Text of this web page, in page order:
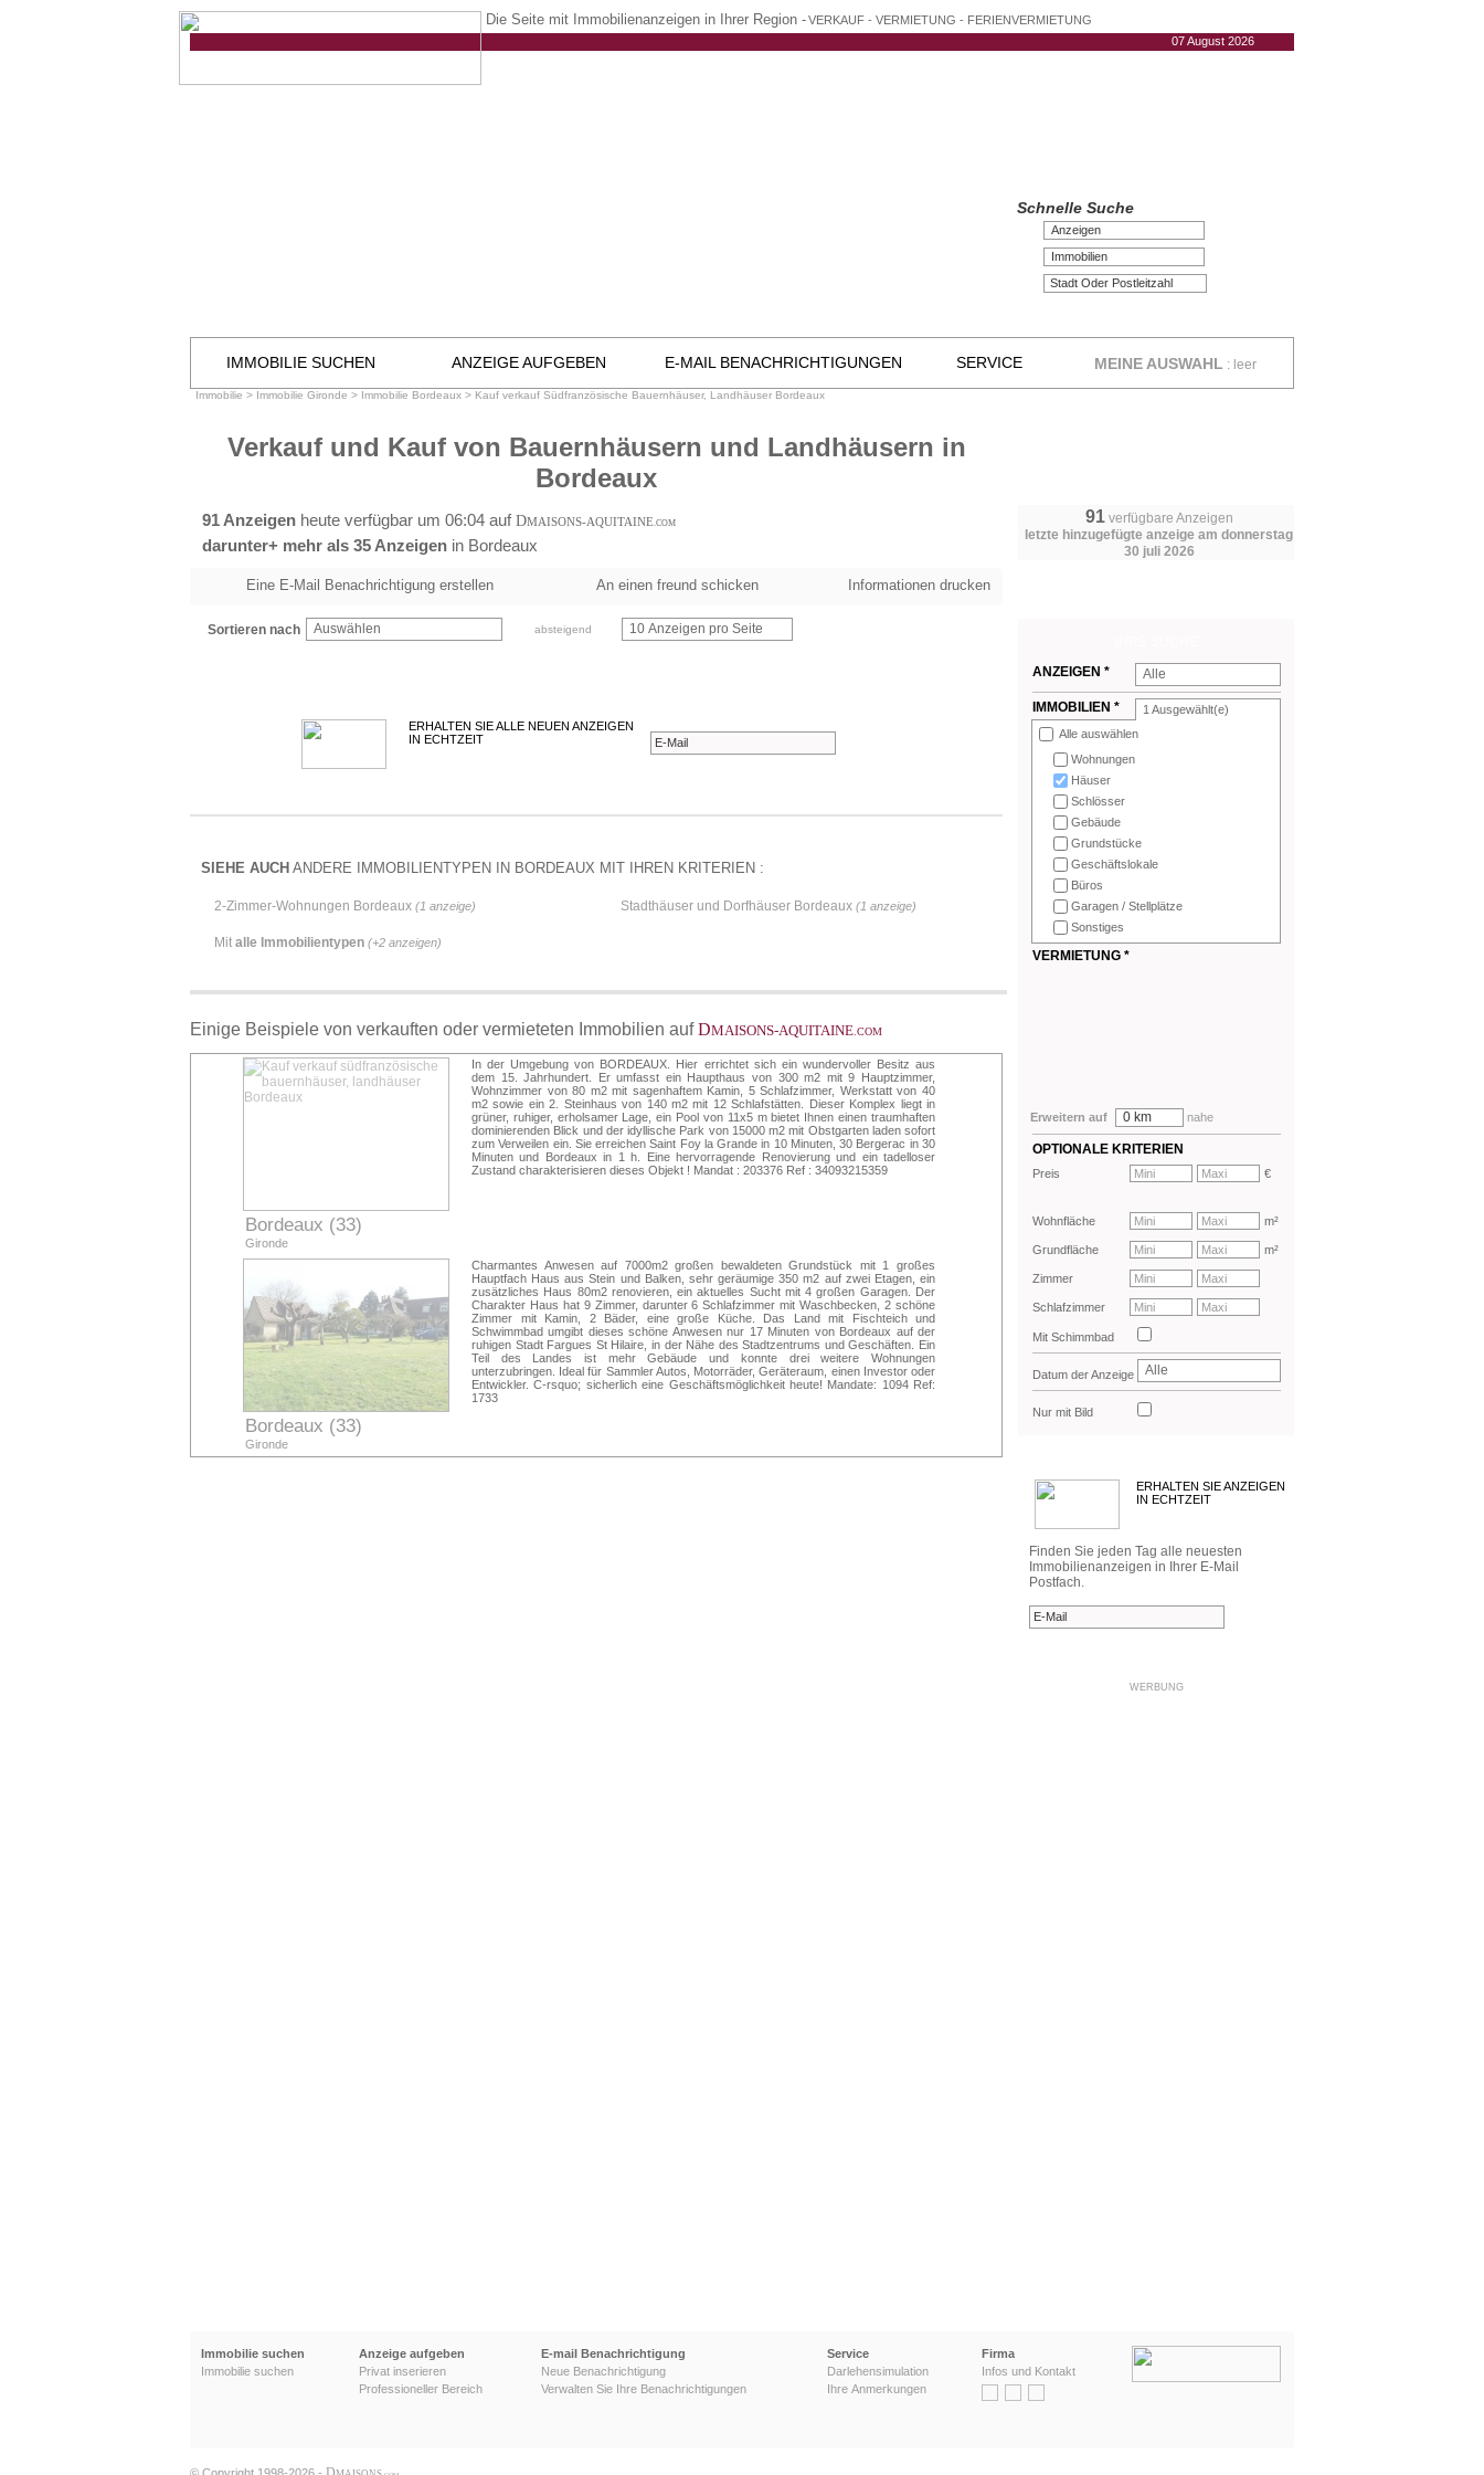
Die Seite mit Immobilienanzeigen in Ihrer Region -VERKAUF - VERMIETUNG - FERIENVERMIETUNG
07 August 2026
Schnelle Suche
Anzeigen
Immobilien
IMMOBILIE SUCHEN ANZEIGE AUFGEBEN E-MAIL BENACHRICHTIGUNGEN SERVICE MEINE AUSWAHL : leer
Immobilie > Immobilie Gironde > Immobilie Bordeaux > Kauf verkauf Südfranzösische Bauernhäuser, Landhäuser Bordeaux
Verkauf und Kauf von Bauernhäusern und Landhäusern in
Bordeaux
91 Anzeigen heute verfügbar um 06:04 auf DMAISONS-AQUITAINE.COM
darunter+ mehr als 35 Anzeigen in Bordeaux
91verfügbare Anzeigen
letzte hinzugefügte anzeige am donnerstag
30 juli 2026
Eine E-Mail Benachrichtigung erstellen An einen freund schicken Informationen drucken
Sortieren nach Auswählen absteigend 10 Anzeigen pro Seite
ERHALTEN SIE ALLE NEUEN ANZEIGEN
IN ECHTZEIT
SIEHE AUCH ANDERE IMMOBILIENTYPEN IN BORDEAUX MIT IHREN KRITERIEN :
2-Zimmer-Wohnungen Bordeaux (1 anzeige) Stadthäuser und Dorfhäuser Bordeaux (1 anzeige)
Mit alle Immobilientypen (+2 anzeigen)
Einige Beispiele von verkauften oder vermieteten Immobilien aufDMAISONS-AQUITAINE .COM
Bordeaux (33)
Gironde
In der Umgebung von BORDEAUX. Hier errichtet sich ein wundervoller Besitz aus
dem 15. Jahrhundert. Er umfasst ein Haupthaus von 300 m2 mit 9 Hauptzimmer,
Wohnzimmer von 80 m2 mit sagenhaftem Kamin, 5 Schlafzimmer, Werkstatt von 40
m2 sowie ein 2. Steinhaus von 140 m2 mit 12 Schlafstätten. Dieser Komplex liegt in
grüner, ruhiger, erholsamer Lage, ein Pool von 11x5 m bietet Ihnen einen traumhaften
dominierenden Blick und der idyllische Park von 15000 m2 mit Obstgarten laden sofort
zum Verweilen ein. Sie erreichen Saint Foy la Grande in 10 Minuten, 30 Bergerac in 30
Minuten und Bordeaux in 1 h. Eine hervorragende Renovierung und ein tadelloser
Zustand charakterisieren dieses Objekt ! Mandat : 203376 Ref : 34093215359
Bordeaux (33)
Gironde
Charmantes Anwesen auf 7000m2 großen bewaldeten Grundstück mit 1 großes
Hauptfach Haus aus Stein und Balken, sehr geräumige 350 m2 auf zwei Etagen, ein
zusätzliches Haus 80m2 renovieren, ein aktuelles Sucht mit 4 großen Garagen. Der
Charakter Haus hat 9 Zimmer, darunter 6 Schlafzimmer mit Waschbecken, 2 schöne
Zimmer mit Kamin, 2 Bäder, eine große Küche. Das Land mit Fischteich und
Schwimmbad umgibt dieses schöne Anwesen nur 17 Minuten von Bordeaux auf der
ruhigen Stadt Fargues St Hilaire, in der Nähe des Stadtzentrums und Geschäften. Ein
Teil des Landes ist mehr Gebäude und konnte drei weitere Wohnungen
unterzubringen. Ideal für Sammler Autos, Motorräder, Geräteraum, einen Investor oder
Entwickler. C-rsquo; sicherlich eine Geschäftsmöglichkeit heute! Mandate: 1094 Ref:
1733
ANZEIGEN *
Alle
IMMOBILIEN * 1 Ausgewählt(e)
Alle auswählen
Wohnungen
Häuser
Schlösser
Gebäude
Grundstücke
Geschäftslokale
Büros
Garagen / Stellplätze
Sonstiges
VERMIETUNG *
Erweitern auf 0 km nahe
OPTIONALE KRITERIEN
Preis €
Wohnfläche m²
Grundfläche m²
Zimmer
Schlafzimmer
Mit Schimmbad
Datum der Anzeige Alle
Nur mit Bild
ERHALTEN SIE ANZEIGEN
IN ECHTZEIT
Finden Sie jeden Tag alle neuesten
Immobilienanzeigen in Ihrer E-Mail
Postfach.
WERBUNG
Immobilie suchen
Immobilie suchen
Anzeige aufgeben
Privat inserieren
Professioneller Bereich
E-mail Benachrichtigung
Neue Benachrichtigung
Verwalten Sie Ihre Benachrichtigungen
Service
Darlehensimulation
Ihre Anmerkungen
Firma
Infos und Kontakt